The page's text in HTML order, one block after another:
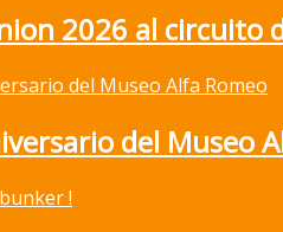
2026 al circuito
del Museo